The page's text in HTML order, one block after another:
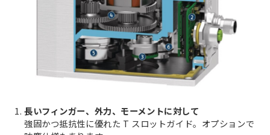
長いフィンガー、外力、モーメントに対して
強固かつ抵抗性に優れた T スロットガイド。オプションで